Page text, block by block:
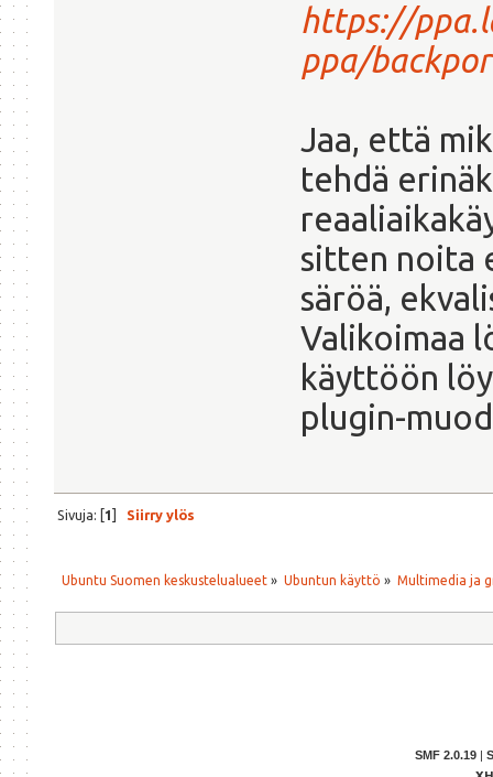
https://
ppa/
Jaa, että
tehdä
sitten noita
säröä,
Valikoimaa
käyttöön
plugin-
Sivuja: [1] Siirry ylös
Ubuntu Suomen keskustelualueet » Ubuntun käyttö » Multimedia ja
SMF 2.0.19 |